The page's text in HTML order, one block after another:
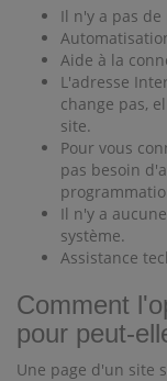
Il n'y a pas
Aide à la
L'adresse
change pas,
site.
Pour vous
pas besoin
Il n'y a
système.
Assistance
Comment
pour peut-
Une page d'un site